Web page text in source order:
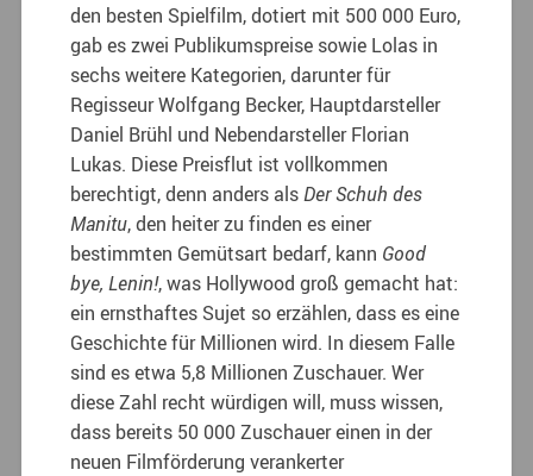
den besten Spielfilm, dotiert mit 500 000 Euro,
gab es zwei Publikumspreise sowie Lolas in
sechs weitere Kategorien, darunter für
Regisseur Wolfgang Becker, Hauptdarsteller
Daniel Brühl und Nebendarsteller Florian
Lukas. Diese Preisflut ist vollkommen
berechtigt, denn anders alsDer Schuh des
Manitu, den heiter zu finden es einer
bestimmten Gemütsart bedarf, kann Good
bye, Lenin!, was Hollywood groß gemacht hat:
ein ernsthaftes Sujet so erzählen, dass es eine
Geschichte für Millionen wird. In diesem Falle
sind es etwa 5,8 Millionen Zuschauer. Wer
diese Zahl recht würdigen will, muss wissen,
dass bereits 50 000 Zuschauer einen in der
neuen Filmförderung verankerter